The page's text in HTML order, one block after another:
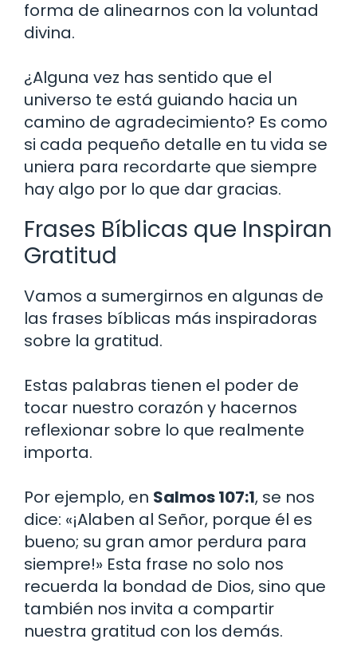
forma de alinearnos con la voluntad
divina.
¿Alguna vez has sentido que el
universo te está guiando hacia un
camino de agradecimiento? Es como
si cada pequeño detalle en tu vida se
uniera para recordarte que siempre
hay algo por lo que dar gracias.
Frases Bíblicas que Inspiran
Gratitud
Vamos a sumergirnos en algunas de
las frases bíblicas más inspiradoras
sobre la gratitud.
Estas palabras tienen el poder de
tocar nuestro corazón y hacernos
reflexionar sobre lo que realmente
importa.
Por ejemplo, en Salmos 107:1, se nos
dice: «¡Alaben al Señor, porque él es
bueno; su gran amor perdura para
siempre!» Esta frase no solo nos
recuerda la bondad de Dios, sino que
también nos invita a compartir
nuestra gratitud con los demás.